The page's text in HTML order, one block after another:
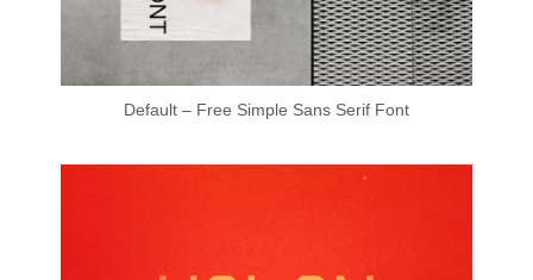
Default – Free Simple Sans Serif Font